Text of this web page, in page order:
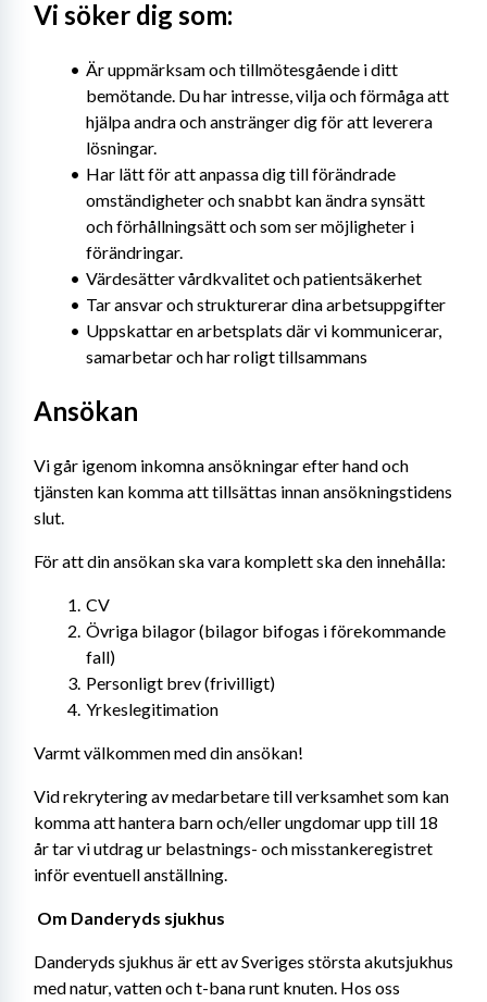
Vi söker dig som:
Är uppmärksam och tillmötesgående i ditt
bemötande. Du har intresse, vilja och förmåga att
hjälpa andra och anstränger dig för att leverera
lösningar.
Har lätt för att anpassa dig till förändrade
omständigheter och snabbt kan ändra synsätt
och förhållningsätt och som ser möjligheter i
förändringar.
Värdesätter vårdkvalitet och patientsäkerhet
Tar ansvar och strukturerar dina arbetsuppgifter
Uppskattar en arbetsplats där vi kommunicerar,
samarbetar och har roligt tillsammans
Ansökan
Vi går igenom inkomna ansökningar efter hand och
tjänsten kan komma att tillsättas innan ansökningstidens
slut.
För att din ansökan ska vara komplett ska den innehålla:
CV
Övriga bilagor (bilagor bifogas i förekommande
fall)
Personligt brev (frivilligt)
Yrkeslegitimation
Varmt välkommen med din ansökan!
Vid rekrytering av medarbetare till verksamhet som kan
komma att hantera barn och/eller ungdomar upp till 18
år tar vi utdrag ur belastnings- och misstankeregistret
inför eventuell anställning.
Om Danderyds sjukhus
Danderyds sjukhus är ett av Sveriges största akutsjukhus
med natur, vatten och t-bana runt knuten. Hos oss